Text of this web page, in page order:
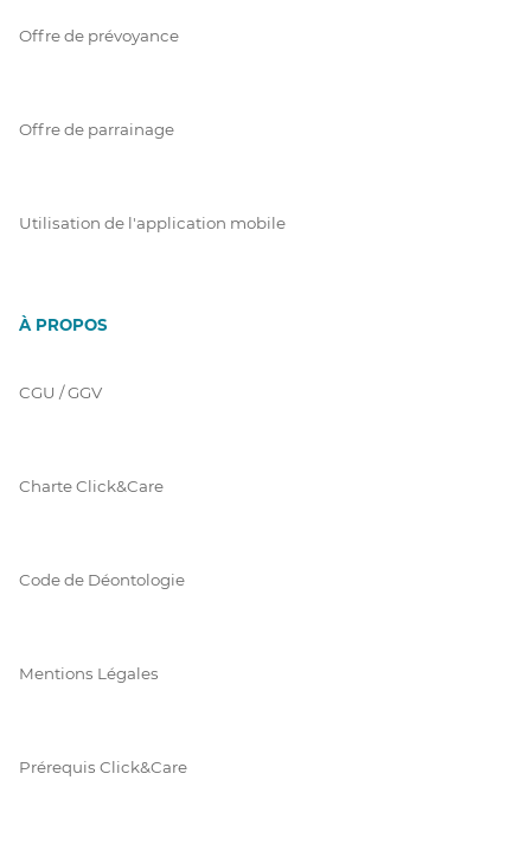
Offre de prévoyance
Offre de parrainage
Utilisation de l'application mobile
À PROPOS
CGU / GGV
Charte Click&Care
Code de Déontologie
Mentions Légales
Prérequis Click&Care